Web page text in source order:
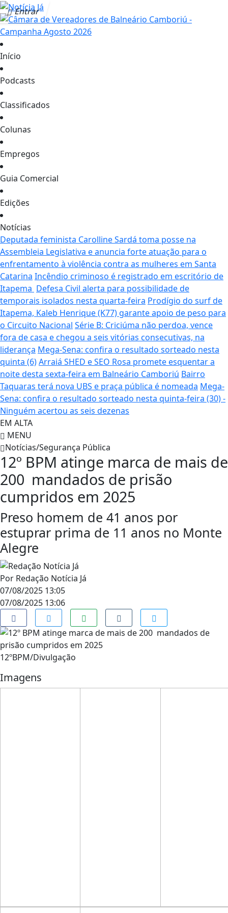
Entrar
Início
Podcasts
Classificados
Colunas
Empregos
Guia Comercial
Edições
Notícias
Deputada feminista Carolline Sardá toma posse na
Assembleia Legislativa e anuncia forte atuação para o
enfrentamento à violência contra as mulheres em Santa
Catarina Incêndio criminoso é registrado em escritório de
Itapema Defesa Civil alerta para possibilidade de
temporais isolados nesta quarta-feira Prodígio do surf de
Itapema, Kaleb Henrique (K77) garante apoio de peso para
o Circuito Nacional Série B: Criciúma não perdoa, vence
fora de casa e chegou a seis vitórias consecutivas, na
liderança Mega-Sena: confira o resultado sorteado nesta
quinta (6)Arraiá SHED e SEO Rosa promete esquentar a
noite desta sexta-feira em Balneário Camboriú Bairro
Taquaras terá nova UBS e praça pública é nomeada Mega-
Sena: confira o resultado sorteado nesta quinta-feira (30) -
Ninguém acertou as seis dezenas
EM ALTA
MENU
Notícias/Segurança Pública
12º BPM atinge marca de mais de
200 mandados de prisão
cumpridos em 2025
Preso homem de 41 anos por
estuprar prima de 11 anos no Monte
Alegre
Por Redação Notícia Já
07/08/2025 13:05
07/08/2025 13:06
12ºBPM/Divulgação
Imagens